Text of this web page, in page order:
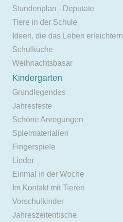
Stundenplan - Deputate
Tiere in der Schule
Ideen, die das Leben erleichtern
Schulküche
Weihnachtsbasar
Kindergarten
Grundlegendes
Jahresfeste
Schöne Anregungen
Spielmaterialien
Fingerspiele
Lieder
Einmal in der Woche
Im Kontakt mit Tieren
Vorschulkinder
Jahreszeitentische